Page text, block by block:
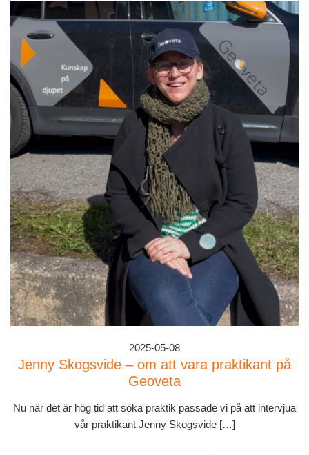
2025-05-08
Jenny Skogsvide – om att vara praktikant på
Geoveta
Nu när det är hög tid att söka praktik passade vi på att intervjua
vår praktikant Jenny Skogsvide […]